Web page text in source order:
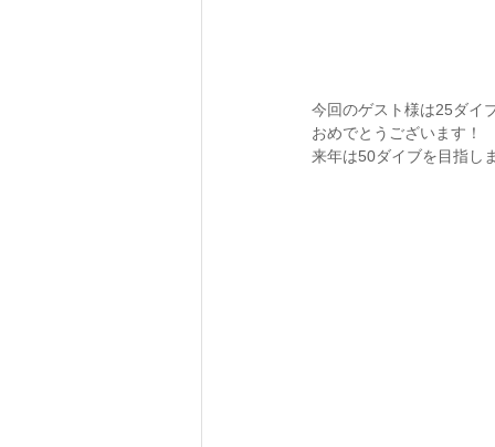
今回のゲスト様は25ダイ
おめでとうございます！
来年は50ダイブを目指し